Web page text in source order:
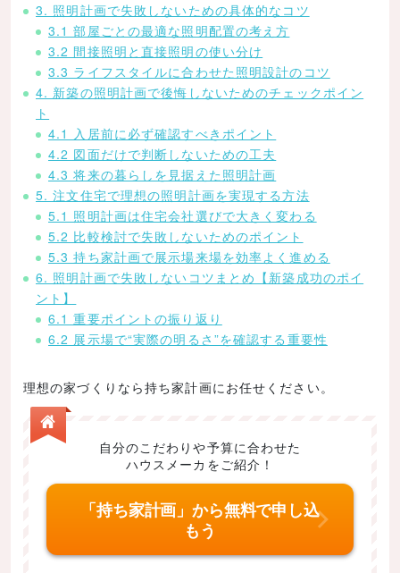
3. 照明計画で失敗しないための具体的なコツ
3.1 部屋ごとの最適な照明配置の考え方
3.2 間接照明と直接照明の使い分け
3.3 ライフスタイルに合わせた照明設計のコツ
4. 新築の照明計画で後悔しないためのチェックポイン
ト
4.1 入居前に必ず確認すべきポイント
4.2 図面だけで判断しないための工夫
4.3 将来の暮らしを見据えた照明計画
5. 注文住宅で理想の照明計画を実現する方法
5.1 照明計画は住宅会社選びで大きく変わる
5.2 比較検討で失敗しないためのポイント
5.3 持ち家計画で展示場来場を効率よく進める
6. 照明計画で失敗しないコツまとめ【新築成功のポイ
ント】
6.1 重要ポイントの振り返り
6.2 展示場で“実際の明るさ”を確認する重要性
理想の家づくりなら持ち家計画にお任せください。
自分のこだわりや予算に合わせた
ハウスメーカをご紹介！
「持ち家計画」から無料で申し込
もう